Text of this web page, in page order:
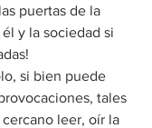
puertas de la
y la sociedad si
si bien puede
tales
leer, oír la